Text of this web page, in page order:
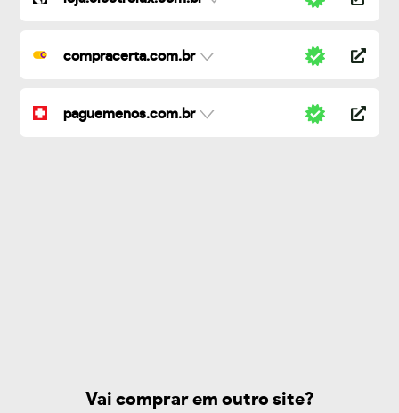
compracerta.com.br
paguemenos.com.br
Vai comprar em outro site?